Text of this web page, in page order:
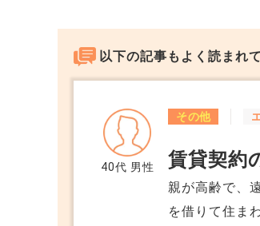
以下の記事もよく読まれ
40代 男性
その他
賃貸契約
親が高齢で、
を借りて住ま